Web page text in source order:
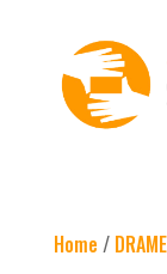
Home / DRAME